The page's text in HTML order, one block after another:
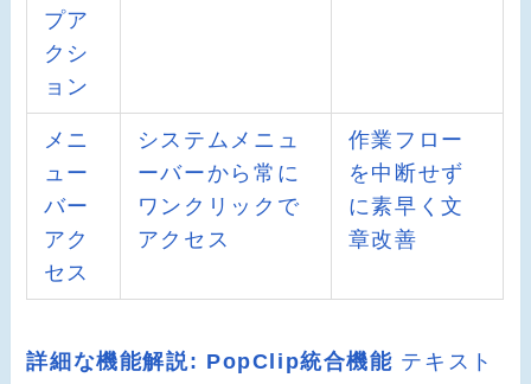
プア
クシ
ョン
メニ
ュー
バー
アク
セス
システムメニュ
ーバーから常に
ワンクリックで
アクセス
作業フロー
を中断せず
に素早く文
章改善
詳細な機能解説: PopClip統合機能 テキスト